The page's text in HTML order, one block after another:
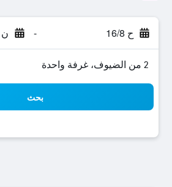
ح 16/8 - ن 17/8
2 من الضيوف، غرفة واحدة
بحث